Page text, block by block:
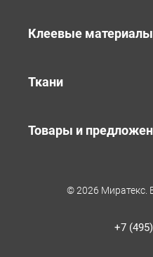
Клеевые материалы
Ткани
Товары и
© 2026 Миратекс.
+7